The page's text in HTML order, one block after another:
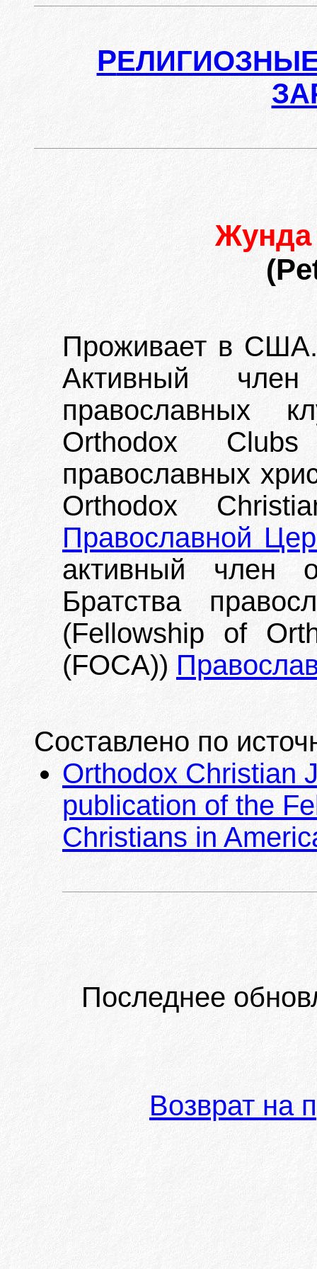
Р
Проживает в
Активный член
православных
Orthodox
православных
Orthodox
Православной
активный член
Братства
(Fellowship of
(FOCA))
Составлено по
Orthodox Christian
publication of the
Christians in
Последнее
Возврат на